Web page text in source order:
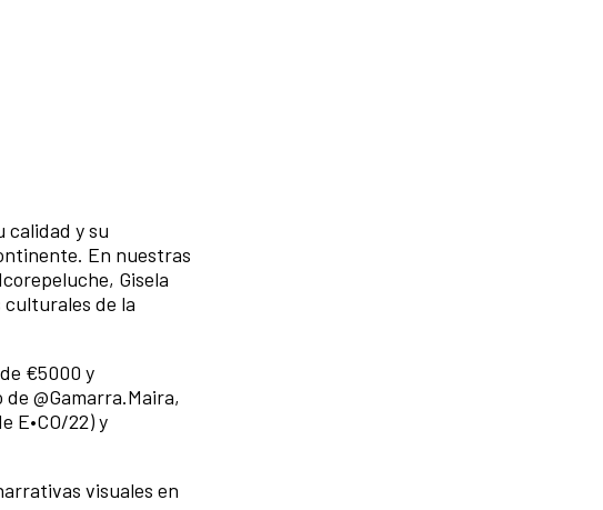
calidad y su
En nuestras
Gisela
culturales de la
€5000 y
@Gamarra.Maira,
E•CO/22) y
visuales en